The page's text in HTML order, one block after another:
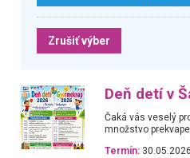
Zrušiť výber
Deň detí v
Čaká vás veselý
množstvo
Termín: 30.05.2026